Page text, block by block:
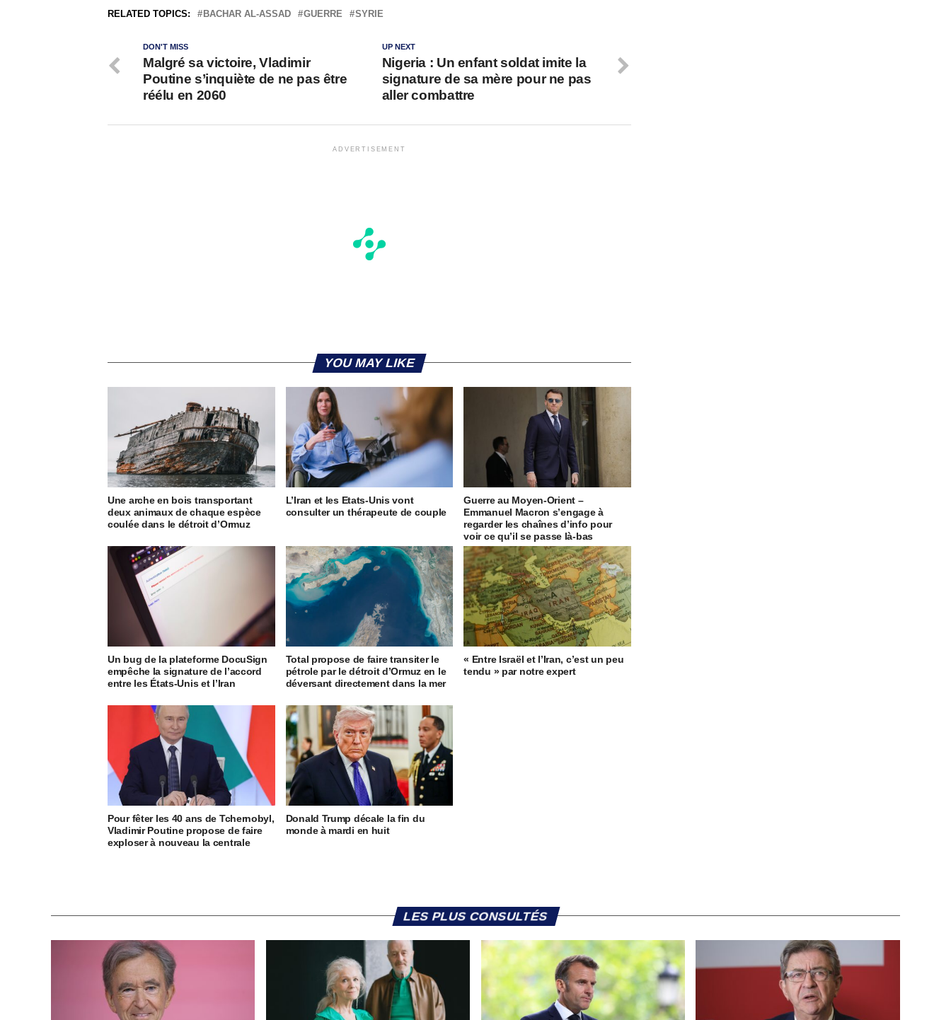
RELATED TOPICS: BACHAR AL-ASSAD GUERRE SYRIE
UP NEXT
Nigeria : Un enfant soldat imite la
signature de sa mère pour ne pas
aller combattre
DON'T MISS
Malgré sa victoire, Vladimir
Poutine s’inquiète de ne pas être
réélu en 2060
ADVERTISEMENT
YOU MAY LIKE
Une arche en bois transportant
deux animaux de chaque espèce
coulée dans le détroit d’Ormuz
L’Iran et les Etats-Unis vont
consulter un thérapeute de couple
Guerre au Moyen-Orient –
Emmanuel Macron s’engage à
regarder les chaînes d’info pour
voir ce qu’il se passe là-bas
Un bug de la plateforme DocuSign
empêche la signature de l’accord
entre les États-Unis et l’Iran
Total propose de faire transiter le
pétrole par le détroit d’Ormuz en le
déversant directement dans la mer
« Entre Israël et l’Iran, c’est un peu
tendu » par notre expert
Pour fêter les 40 ans de Tchernobyl,
Vladimir Poutine propose de faire
exploser à nouveau la centrale
Donald Trump décale la fin du
monde à mardi en huit
LES PLUS CONSULTÉS